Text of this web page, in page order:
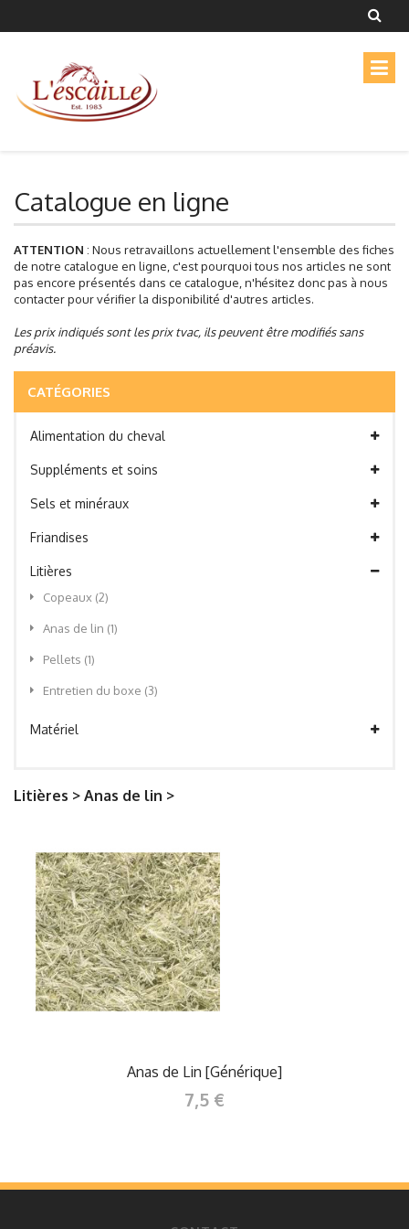
Catalogue en ligne
ATTENTION : Nous retravaillons actuellement l'ensemble des fiches
de notre catalogue en ligne, c'est pourquoi tous nos articles ne sont
pas encore présentés dans ce catalogue, n'hésitez donc pas à nous
contacter pour vérifier la disponibilité d'autres articles.
Les prix indiqués sont les prix tvac, ils peuvent être modifiés sans
préavis.
CATÉGORIES
Alimentation du cheval
Suppléments et soins
Sels et minéraux
Friandises
Litières
Copeaux (2)
Anas de lin (1)
Pellets (1)
Entretien du boxe (3)
Matériel
Litières > Anas de lin >
Anas de Lin [Générique]
7,5 €